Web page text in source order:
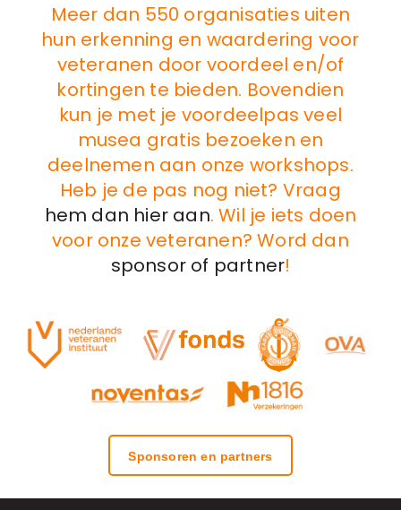
Meer dan 550 organisaties uiten
hun erkenning en waardering voor
veteranen door voordeel en/of
kortingen te bieden. Bovendien
kun je met je voordeelpas veel
musea gratis bezoeken en
deelnemen aan onze workshops.
Heb je de pas nog niet? Vraag
hem dan hier aan. Wil je iets doen
voor onze veteranen? Word dan
sponsor of partner!
Sponsoren en partners